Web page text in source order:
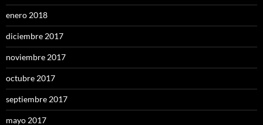
enero 2018
diciembre 2017
noviembre 2017
octubre 2017
septiembre 2017
mayo 2017